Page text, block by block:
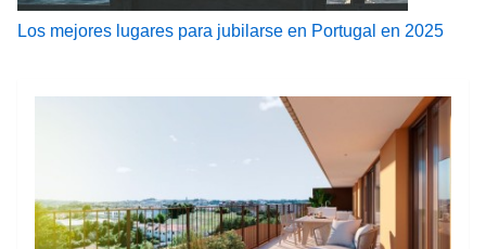
Los mejores lugares para jubilarse en Portugal en 2025